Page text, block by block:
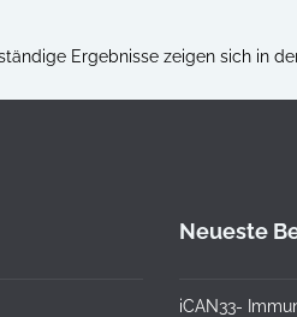
Ergebnisse zeigen sich in
Neueste
iCAN33-